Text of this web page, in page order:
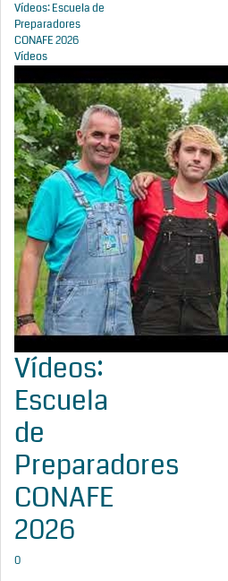
Vídeos: Escuela de
Preparadores
CONAFE 2026
Vídeos
Vídeos:
Escuela
de
Preparadores
CONAFE
2026
0